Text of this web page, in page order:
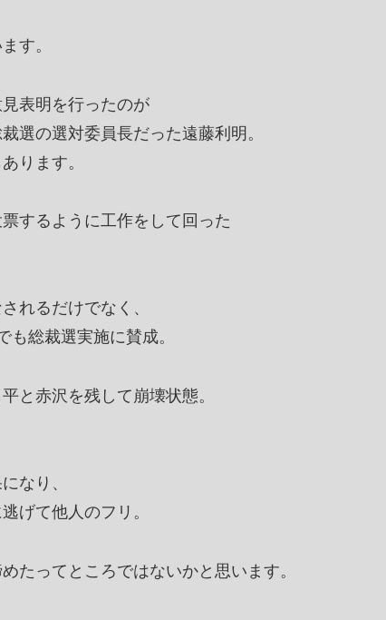
す。
表明を行ったのが
選の選対委員長だった遠藤利明。
ります。
するように工作をして回った
れるだけでなく、
総裁選実施に賛成。
と赤沢を残して崩壊状態。
なり、
げて他人のフリ。
たってところではないかと思います。